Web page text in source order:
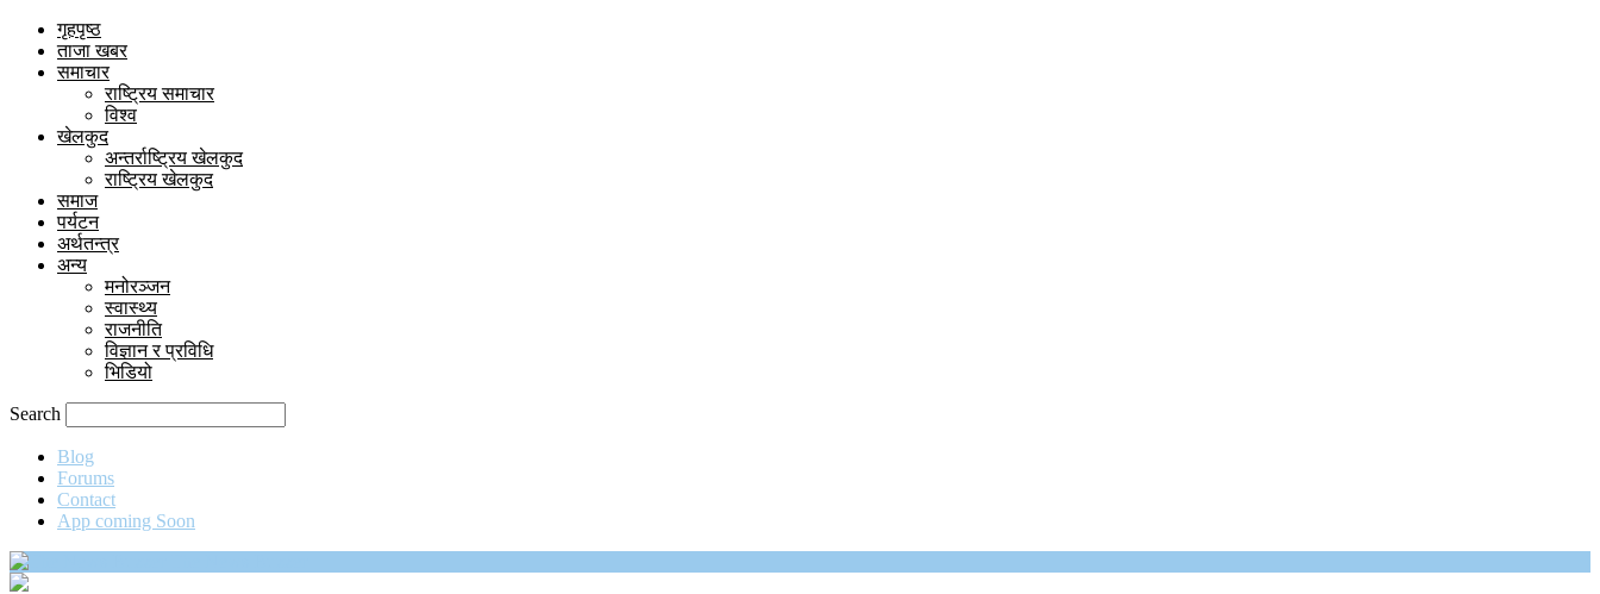
गृहपृष्ठ
ताजा खबर
समाचार
राष्ट्रिय समाचार
विश्व
खेलकुद
अन्तर्राष्ट्रिय खेलकुद
राष्ट्रिय खेलकुद
समाज
पर्यटन
अर्थतन्त्र
अन्य
मनोरञ्जन
स्वास्थ्य
राजनीति
विज्ञान र प्रविधि
भिडियो
Search
Blog
Forums
Contact
App coming Soon